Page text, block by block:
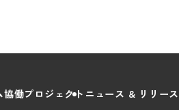
協働プロジェクト ニュース & リリース